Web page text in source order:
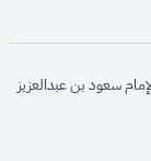
سعود بن عبدالعزيز